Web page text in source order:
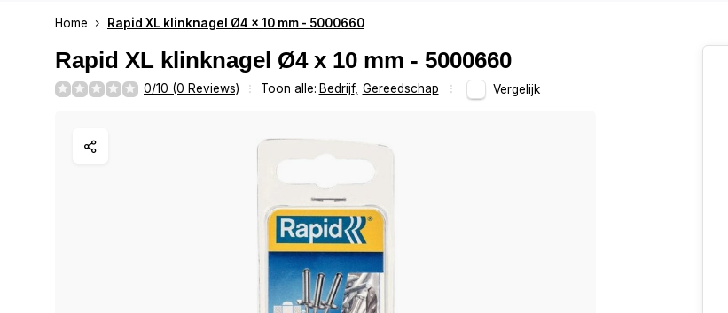
Home Rapid XL klinknagel Ø4 x 10 mm - 5000660
Rapid XL klinknagel Ø4 x 10 mm - 5000660
0/10 (0 Reviews) Toon alle: Bedrijf, Gereedschap Vergelijk